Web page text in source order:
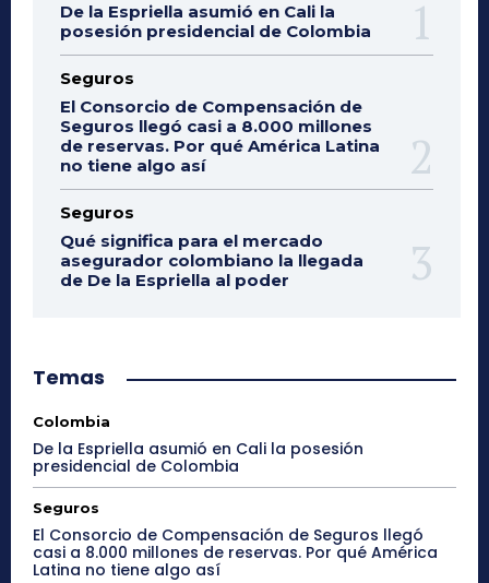
De la Espriella asumió en Cali la
posesión presidencial de Colombia
Seguros
El Consorcio de Compensación de
Seguros llegó casi a 8.000 millones
de reservas. Por qué América Latina
no tiene algo así
Seguros
Qué significa para el mercado
asegurador colombiano la llegada
de De la Espriella al poder
Temas
Colombia
De la Espriella asumió en Cali la posesión
presidencial de Colombia
Seguros
El Consorcio de Compensación de Seguros llegó
casi a 8.000 millones de reservas. Por qué América
Latina no tiene algo así